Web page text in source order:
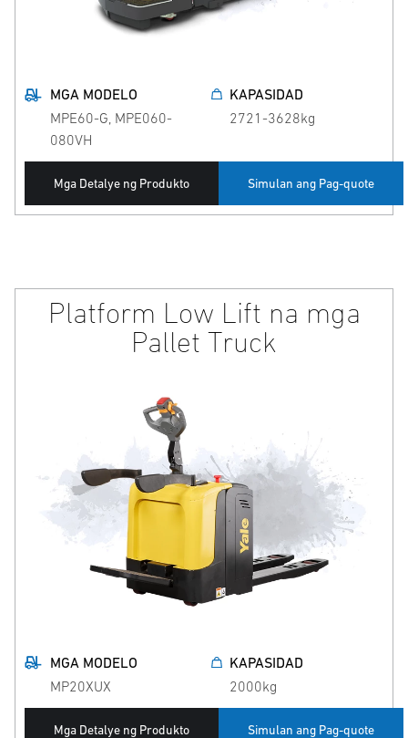
MGA MODELO
MPE60-G, MPE060-
080VH
KAPASIDAD
2721-3628kg
Mga Detalye ng Produkto Simulan ang Pag-quote
Platform Low Lift na mga
Pallet Truck
MGA MODELO
MP20XUX
KAPASIDAD
2000kg
Mga Detalye ng Produkto Simulan ang Pag-quote